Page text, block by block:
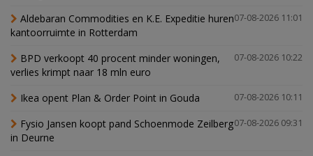
07-08-2026 11:01
Aldebaran Commodities en K.E. Expeditie huren
kantoorruimte in Rotterdam
07-08-2026 10:22
BPD verkoopt 40 procent minder woningen,
verlies krimpt naar 18 mln euro
07-08-2026 10:11
Ikea opent Plan & Order Point in Gouda
07-08-2026 09:31
Fysio Jansen koopt pand Schoenmode Zeilberg
in Deurne